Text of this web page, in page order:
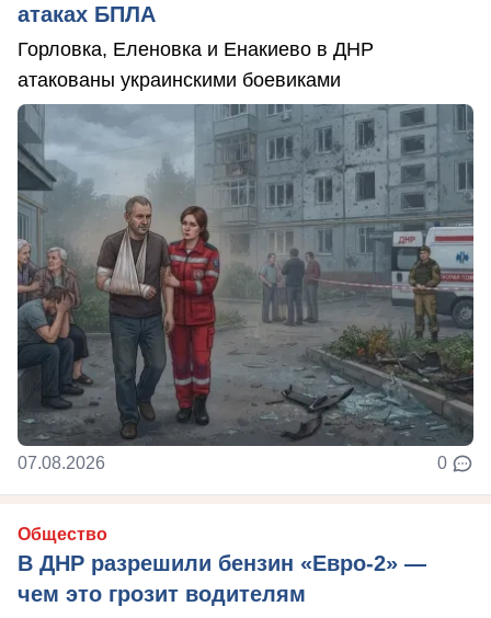
атаках БПЛА
Горловка, Еленовка и Енакиево в ДНР
атакованы украинскими боевиками
07.08.2026 0
Общество
В ДНР разрешили бензин «Евро-2» —
чем это грозит водителям